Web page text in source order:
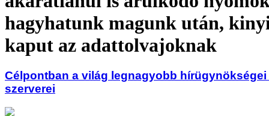
hagyhatunk magunk után,
kaput az adattolvajoknak
Célpontban a világ legnagyobb hírügynökségei
szerverei